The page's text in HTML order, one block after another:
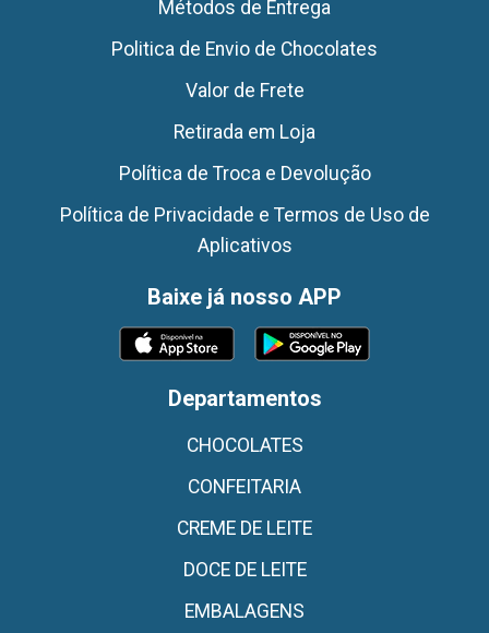
Métodos de Entrega
Politica de Envio de Chocolates
Valor de Frete
Retirada em Loja
Política de Troca e Devolução
Política de Privacidade e Termos de Uso de
Aplicativos
Baixe já nosso APP
Departamentos
CHOCOLATES
CONFEITARIA
CREME DE LEITE
DOCE DE LEITE
EMBALAGENS